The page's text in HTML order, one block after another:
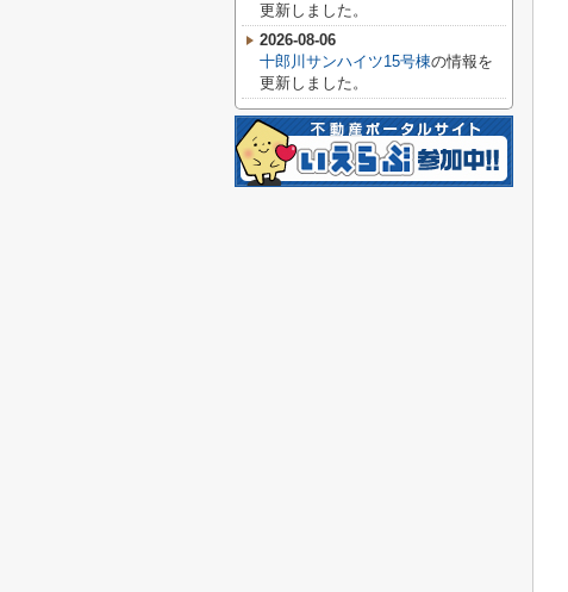
更新しました。
2026-08-06
十郎川サンハイツ15号棟の情報を
更新しました。